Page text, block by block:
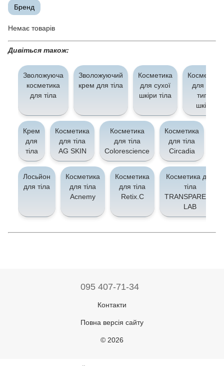
Бренд
Немає товарів
Дивіться також:
Зволожуюча
косметика
для тіла
Зволожуючий
крем для тіла
Косметика
для сухої
шкіри тіла
Косметика
для всіх
типів
шкіри
Крем
для
тіла
Косметика
для тіла
AG SKIN
Косметика
для тіла
Colorescience
Косметика
для тіла
Circadia
Лосьйон
для тіла
Косметика
для тіла
Acnemy
Косметика
для тіла
Retix.C
Косметика для
тіла
TRANSPARENT
LAB
095 407-71-34
Контакти
Повна версія сайту
© 2026